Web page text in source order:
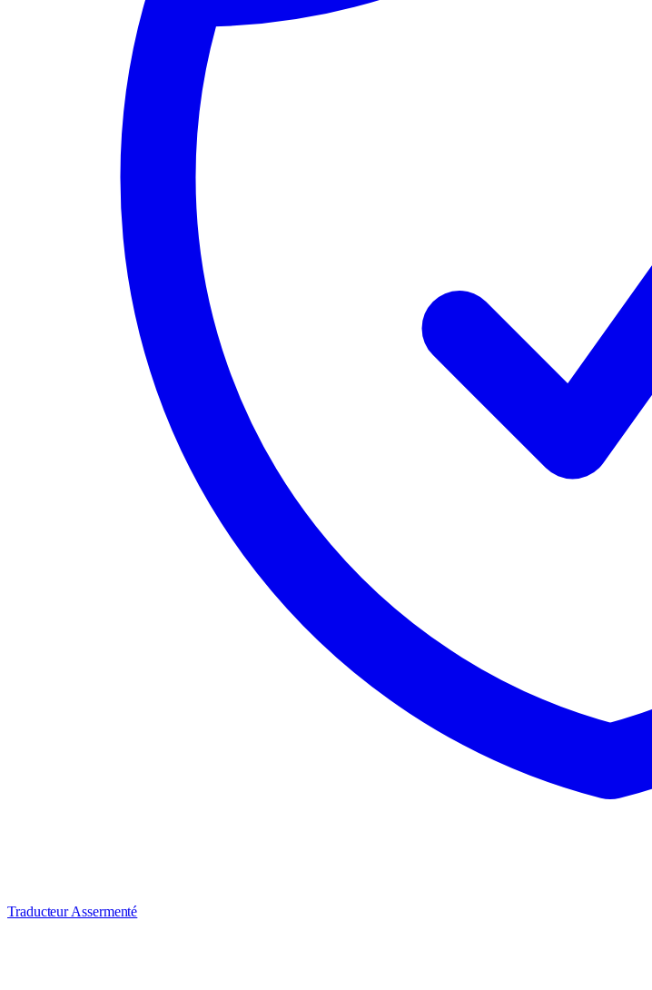
Traducteur Assermenté